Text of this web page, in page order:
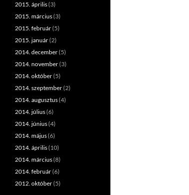
2015. április(3)
2015. március(3)
2015. február(5)
2015. január(2)
2014. december(5)
2014. november(3)
2014. október(5)
2014. szeptember(2)
2014. augusztus(4)
2014. július(6)
2014. június(4)
2014. május(6)
2014. április(10)
2014. március(8)
2014. február(6)
2012. október(5)